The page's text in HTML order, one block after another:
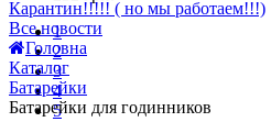
232грн.
1
2
3
4
Новости
Все новости
5 января 2021
Карантин!!!!! ( но мы работаем!!!)
Все новости
Головна